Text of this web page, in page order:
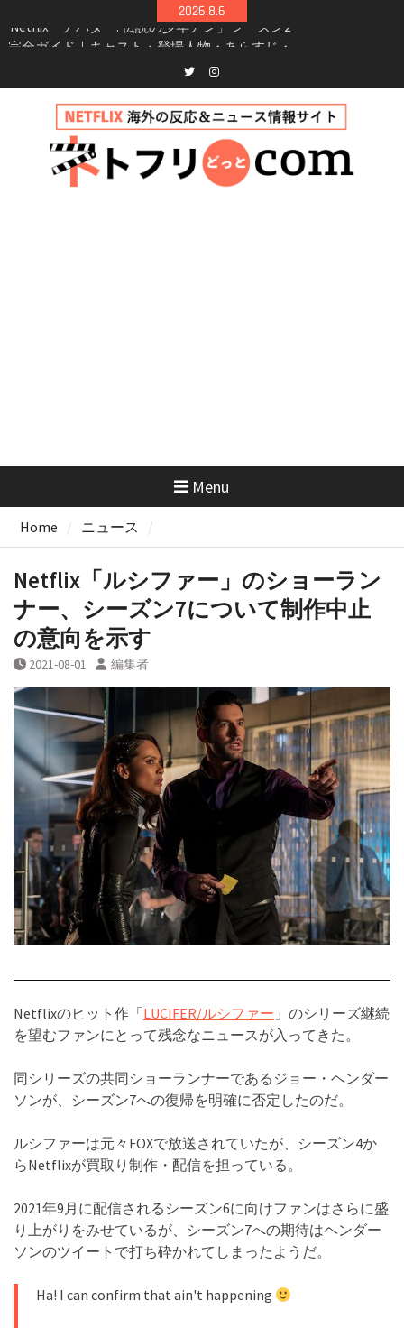
to
2026.8.6
シーズン3最新情報
Netflix映画「ボイスメールで恋をして」キャス
イッチ主演ロマコメ
新決定！2027年撮影開始へ
兄弟大騒動のコメディ映画「リトル・ブラザ
ー」がNetflixで配信！─キャスト・あらすじ・
見どころまとめ
Twitterinstagram
Menu
Home ニュース
Netflix「ルシファー」のショーラン
ナー、シーズン7について制作中止
の意向を示す
2021-08-01 編集者
Netflixのヒット作「LUCIFER/ルシファー 」のシリーズ継続
を望むファンにとって残念なニュースが入ってきた。
同シリーズの共同ショーランナーであるジョー・ヘンダー
ソンが、シーズン7への復帰を明確に否定したのだ。
ルシファーは元々FOXで放送されていたが、シーズン4か
らNetflixが買取り制作・配信を担っている。
2021年9月に配信されるシーズン6に向けファンはさらに盛
り上がりをみせているが、シーズン7への期待はヘンダー
ソンのツイートで打ち砕かれてしまったようだ。
Ha! I can confirm that ain't happening